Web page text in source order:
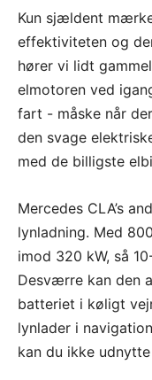
Kun sjældent
effektiviteten og
hører vi lidt
elmotoren ved
fart - måske når
den svage
med de billigste
Mercedes CLA’s
lynladning. Med
imod 320 kW, så
Desværre kan den
batteriet i køligt
lynlader i
kan du ikke